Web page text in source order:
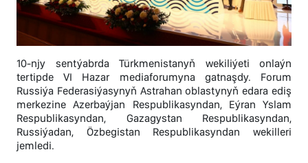
10-njy sentýabrda Türkmenistanyň wekiliýeti onlaýn
tertipde VI Hazar mediaforumyna gatnaşdy. Forum
Russiýa Federasiýasynyň Astrahan oblastynyň edara ediş
merkezine Azerbaýjan Respublikasyndan, Eýran Yslam
Respublikasyndan, Gazagystan Respublikasyndan,
Russiýadan, Özbegistan Respublikasyndan wekilleri
jemledi.